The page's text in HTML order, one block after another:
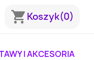
shopping_cart Koszyk(0)
I AKCESORIA